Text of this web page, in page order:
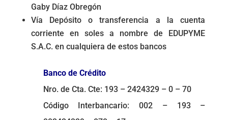
Gaby Díaz Obregón
Vía Depósito o transferencia a la cuenta
corriente en soles a nombre de EDUPYME
S.A.C. en cualquiera de estos bancos
Banco de Crédito
Nro. de Cta. Cte: 193 – 2424329 – 0 – 70
Código Interbancario: 002 – 193 –